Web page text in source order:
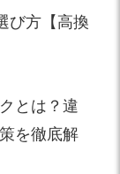
び方【高換
とは？違
を徹底解